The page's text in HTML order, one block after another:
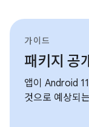
가이드
패키지 공
앱이 Android
것으로 예상되